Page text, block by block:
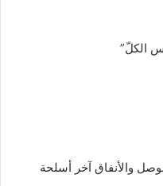
الكلّ”
والأنفاق آخر أسلحة